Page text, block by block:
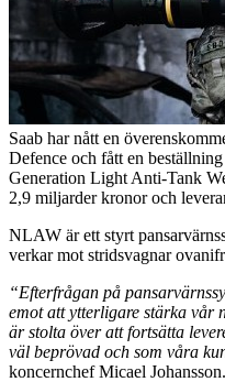
Saab har nått en
Defence och fått en
Generation Light Anti-Tank
2,9 miljarder kronor och
NLAW är ett styrt
verkar mot stridsvagnar
“Efterfrågan på
emot att ytterligare stärka vår
är stolta över att fortsätta
väl beprövad och som våra
koncernchef Micael Johansson.